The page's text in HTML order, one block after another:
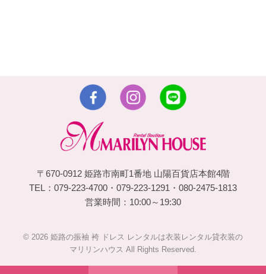
〒670-0912 姫路市南町1番地 山陽百貨店本館4階
TEL：079-223-4700・079-223-1291・080-2475-1813
営業時間：10:00～19:30
© 2026 姫路の振袖 袴 ドレス レンタルは衣装レンタル貸衣装の
マリリンハウス All Rights Reserved.